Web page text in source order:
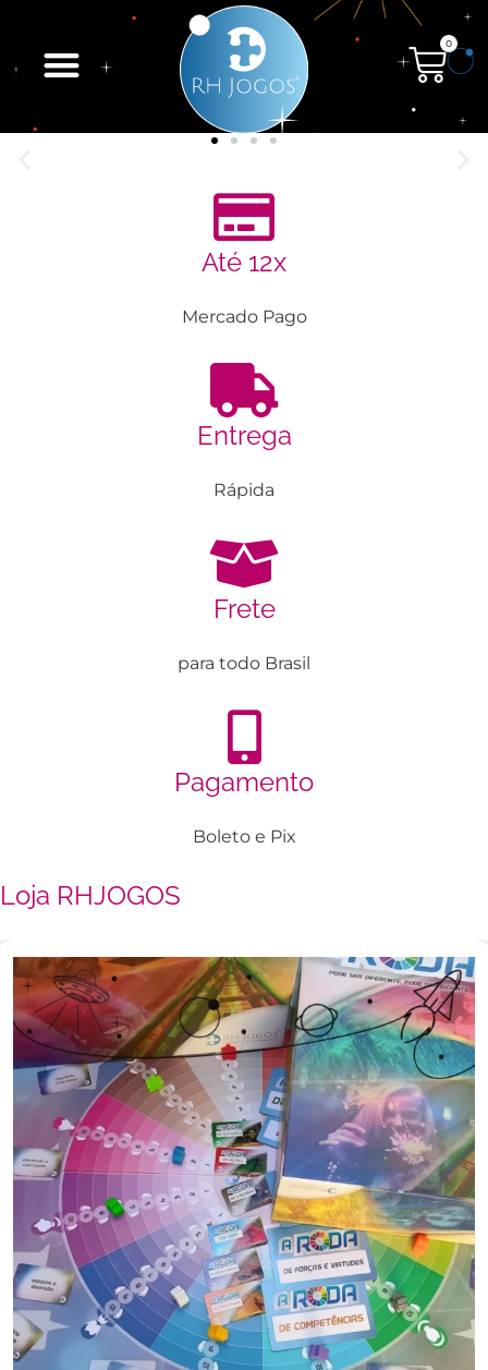
0
Até 12x
Mercado Pago
Entrega
Rápida
Frete
para todo Brasil
Pagamento
Boleto e Pix
Loja RHJOGOS